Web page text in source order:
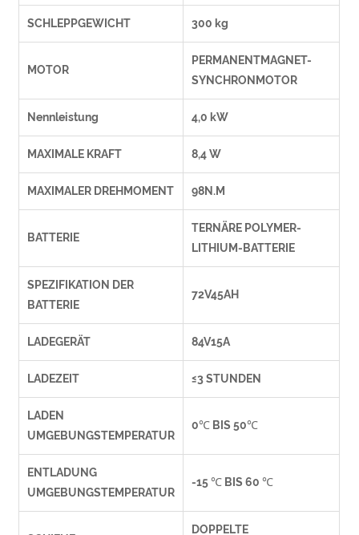
SCHLEPPGEWICHT 300 kg
MOTOR
PERMANENTMAGNET-
SYNCHRONMOTOR
Nennleistung 4,0 kW
MAXIMALE KRAFT 8,4 W
MAXIMALER DREHMOMENT 98N.M
BATTERIE
TERNÄRE POLYMER-
LITHIUM-BATTERIE
SPEZIFIKATION DER
BATTERIE
72V45AH
LADEGERÄT 84V15A
LADEZEIT ≤3 STUNDEN
LADEN
UMGEBUNGSTEMPERATUR
0℃ BIS 50℃
ENTLADUNG
UMGEBUNGSTEMPERATUR
-15 ℃ BIS 60 ℃
DOPPELTE